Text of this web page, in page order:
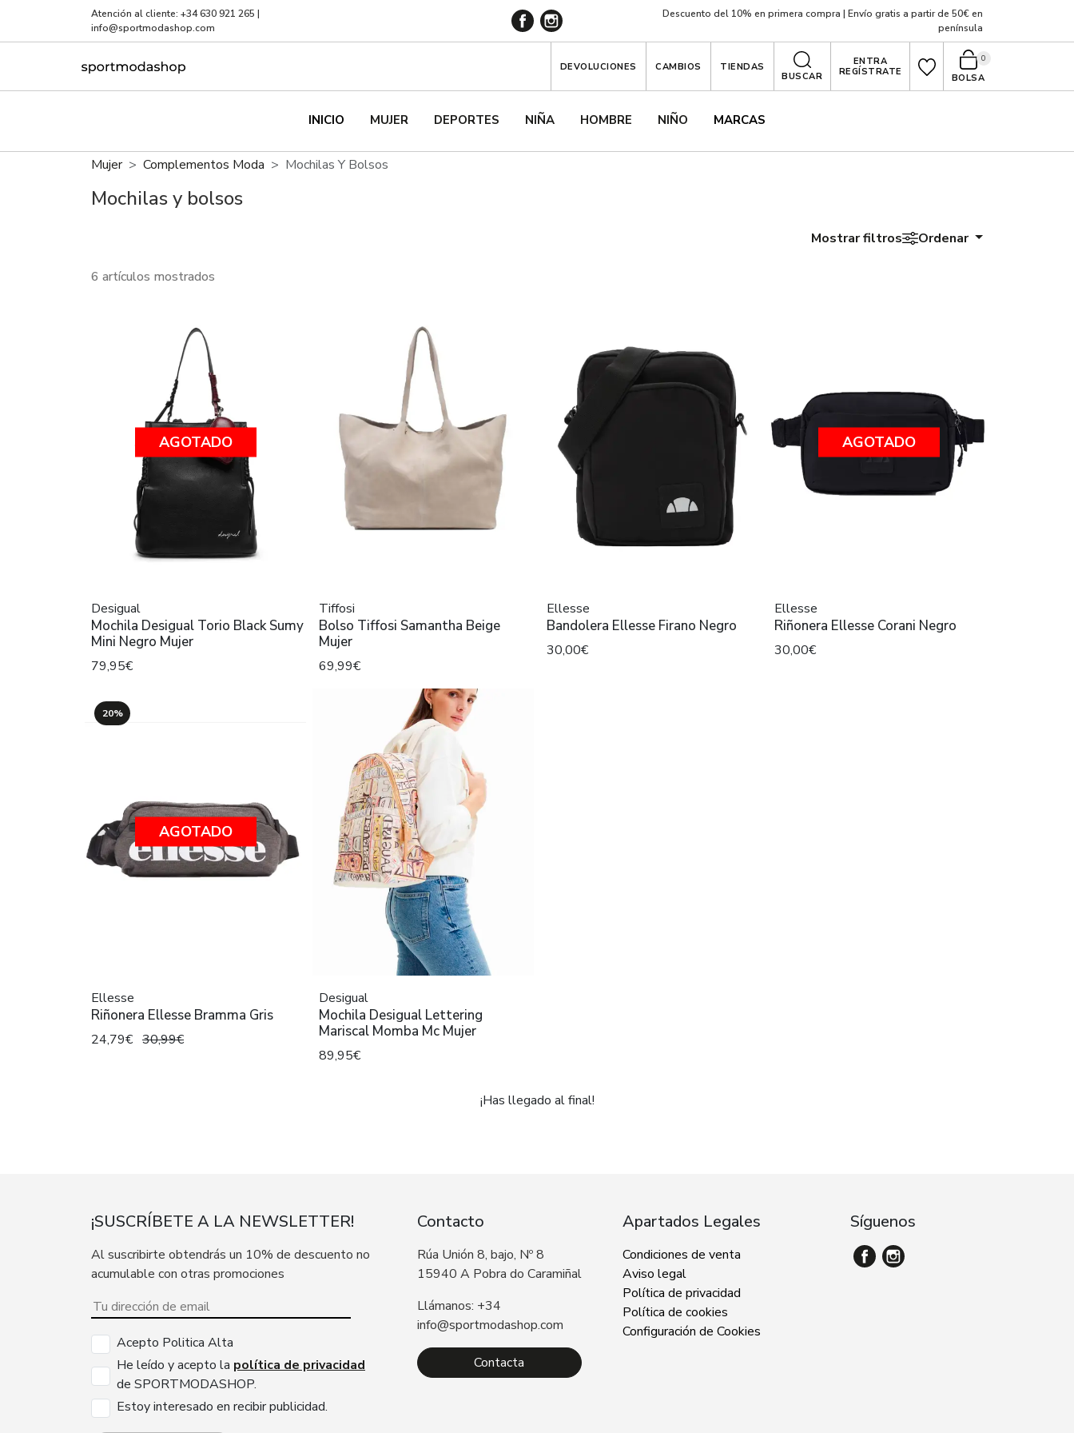
Atención al cliente: +34 630 921 265 |
info@sportmodashop.com
Descuento del 10% en primera compra | Envío gratis a partir de 50€ en
península
INICIO MUJER DEPORTES NIÑA HOMBRE NIÑO MARCAS
DEVOLUCIONES CAMBIOS
TIENDAS
BUSCAR
ENTRA
REGÍSTRATE
BOLSA
0
Mujer Complementos Moda Mochilas Y Bolsos
Mochilas y bolsos
Mostrar filtros Ordenar
6 artículos mostrados
AGOTADO
Desigual
Mochila Desigual Torio Black Sumy
Mini Negro Mujer
79,95€
Tiffosi
Bolso Tiffosi Samantha Beige
Mujer
69,99€
Ellesse
Bandolera Ellesse Firano Negro
30,00€
AGOTADO
Ellesse
Riñonera Ellesse Corani Negro
30,00€
20%
AGOTADO
Ellesse
Riñonera Ellesse Bramma Gris
24,79€ 30,99€
Desigual
Mochila Desigual Lettering
Mariscal Momba Mc Mujer
89,95€
¡Has llegado al final!
¡SUSCRÍBETE A LA NEWSLETTER!
Al suscribirte obtendrás un 10% de descuento no
acumulable con otras promociones
Acepto Politica Alta
He leído y acepto la política de privacidad
de SPORTMODASHOP.
Estoy interesado en recibir publicidad.
Contacto
Rúa Unión 8, bajo, Nº 8
15940 A Pobra do Caramiñal
Llámanos: +34
info@sportmodashop.com
Contacta
Apartados Legales
Condiciones de venta
Aviso legal
Política de privacidad
Política de cookies
Configuración de Cookies
Síguenos